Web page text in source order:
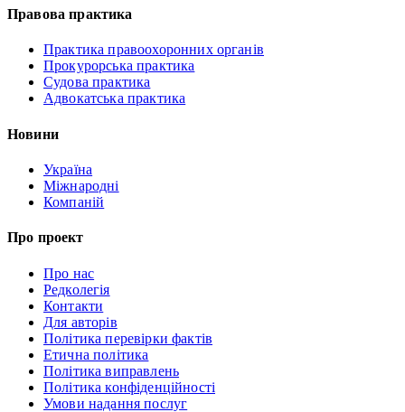
Правова практика
Практика правоохоронних органів
Прокурорська практика
Судова практика
Адвокатська практика
Новини
Україна
Міжнародні
Компаній
Про проект
Про нас
Редколегія
Контакти
Для авторів
Політика перевірки фактів
Етична політика
Політика виправлень
Політика конфіденційності
Умови надання послуг